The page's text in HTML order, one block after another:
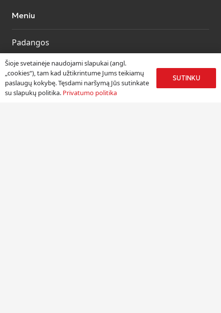
Meniu
Padangos
Ratlankiai
Kitos prekės
Paslaugos
Šioje svetainėje naudojami slapukai (angl.
„cookies“), tam kad užtikrintume Jums teikiamų
paslaugų kokybę. Tęsdami naršymą Jūs sutinkate
su slapukų politika. Privatumo politika
SUTINKU